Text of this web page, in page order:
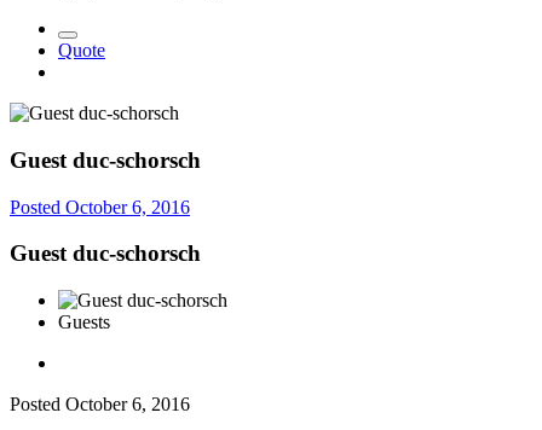
Quote
Guest duc-schorsch
Posted October 6, 2016
Guest duc-schorsch
Guests
Posted October 6, 2016